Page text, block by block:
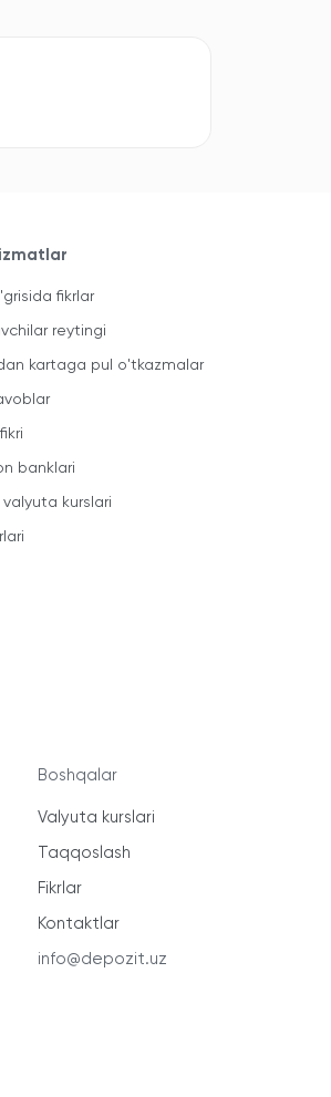
fikrlar
reytingi
kartaga pul o'tkazmalar
banklari
kurslari
Boshqalar
Valyuta kurslari
Taqqoslash
Fikrlar
Kontaktlar
info@depozit.uz